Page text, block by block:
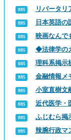
リバータリ
日本英語の
映画なんで
◆法律学の
理科系掲示
金融情報メ
小室直樹文
近代医学・
ふじむら掲
辣腕行政マ